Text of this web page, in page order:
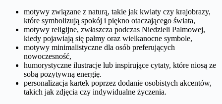
motywy związane z naturą, takie jak kwiaty czy krajobrazy,
które symbolizują spokój i piękno otaczającego świata,
motywy religijne, zwłaszcza podczas Niedzieli Palmowej,
kiedy pojawiają się palmy oraz wielkanocne symbole,
motywy minimalistyczne dla osób preferujących
nowoczesność,
humorystyczne ilustracje lub inspirujące cytaty, które niosą ze
sobą pozytywną energię.
personalizacja kartek poprzez dodanie osobistych akcentów,
takich jak zdjęcia czy indywidualne życzenia.